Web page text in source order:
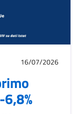
16/07/2026